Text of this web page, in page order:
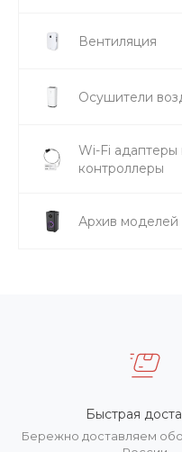
Вентиляция
Осушители
Wi-Fi адаптеры
контроллеры
Архив моделей
Быстрая
Бережно доставляем